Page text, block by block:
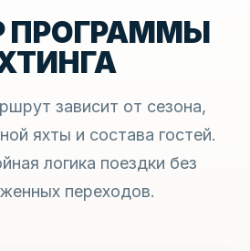
ПРОГРАММЫ
зависит от сезона,
яхты и состава гостей.
логика поездки без
переходов.